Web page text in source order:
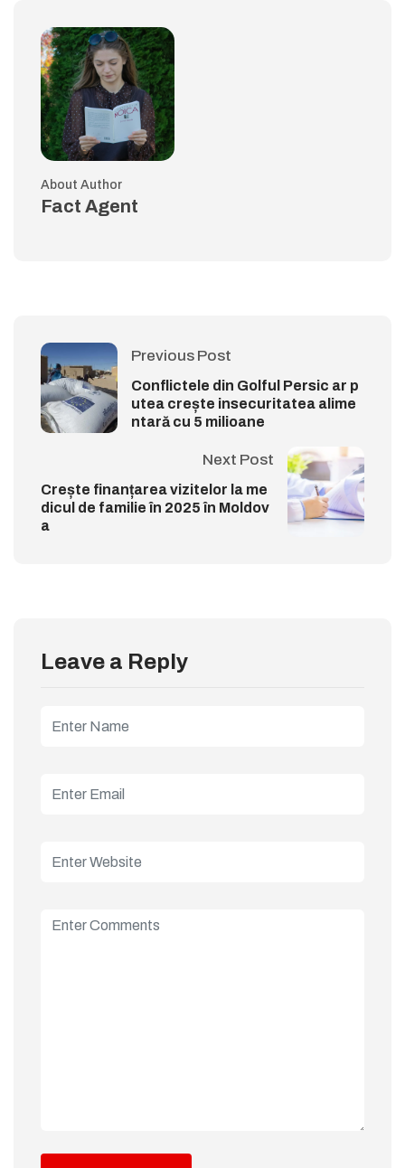
About Author
Fact Agent
Previous Post
Conflictele din Golful Persic ar p
utea crește insecuritatea alime
ntară cu 5 milioane
Next Post
Crește finanțarea vizitelor la me
dicul de familie în 2025 în Moldov
a
Leave a Reply